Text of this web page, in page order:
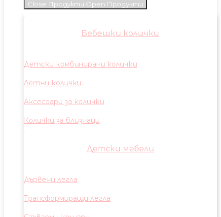
Close Продукти Open Продукти
Бебешки колички
Детски комбинирани колички
Летни колички
Аксесоари за колички
Колички за близнаци
Детски мебели
Дървени легла
Трансформиращи легла